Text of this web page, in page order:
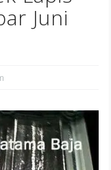
Juni